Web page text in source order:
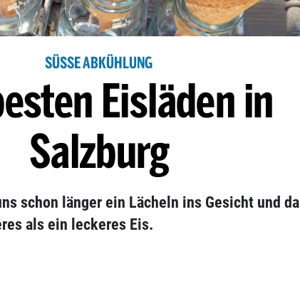
SÜSSE ABKÜHLUNG
Eisläden in
Salzburg
schon länger ein Lächeln ins Gesicht und da
als ein leckeres Eis.